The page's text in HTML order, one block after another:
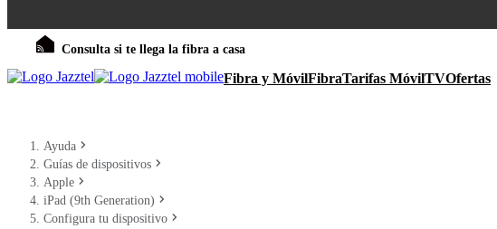
Consulta si te llega la fibra a casa
Fibra y MóvilFibraTarifas MóvilTVOfertas
Ayuda
Guías de dispositivos
Apple
iPad (9th Generation)
Configura tu dispositivo